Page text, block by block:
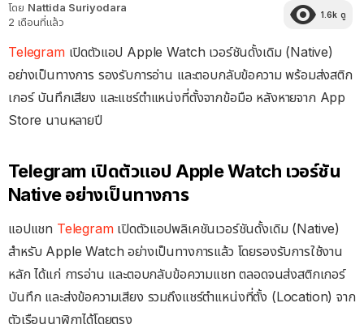
โดย Nattida Suriyodara
2 เดือนที่แล้ว
1.6k ดู
Telegramเปิดตัวแอป Apple Watch เวอร์ชันดั้งเดิม (Native)
อย่างเป็นทางการ รองรับการอ่าน และตอบกลับข้อความ พร้อมส่งสติก
เกอร์ บันทึกเสียง และแชร์ตำแหน่งที่ตั้งจากข้อมือ หลังหายจาก App
Store นานหลายปี
Telegram เปิดตัวแอป Apple Watch เวอร์ชัน
Native อย่างเป็นทางการ
แอปแชท Telegramเปิดตัวแอปพลิเคชันเวอร์ชันดั้งเดิม (Native)
สำหรับ Apple Watch อย่างเป็นทางการแล้ว โดยรองรับการใช้งาน
หลัก ได้แก่ การอ่าน และตอบกลับข้อความแชท ตลอดจนส่งสติกเกอร์
บันทึก และส่งข้อความเสียง รวมถึงแชร์ตำแหน่งที่ตั้ง (Location) จาก
ตัวเรือนนาฬิกาได้โดยตรง